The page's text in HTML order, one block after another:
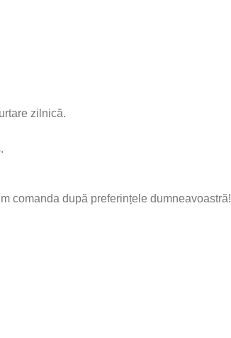
zilnică.
comanda după preferințele dumneavoastră!